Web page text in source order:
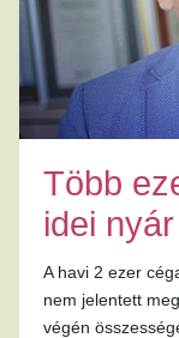
Több
idei
A havi 2 ezer
nem jelentett
végén